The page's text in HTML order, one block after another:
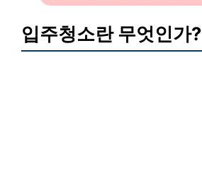
입주청소란 무엇인가?